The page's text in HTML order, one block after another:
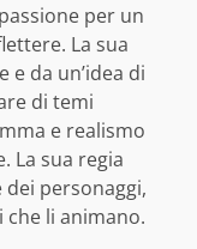
per un
La sua
e da un’idea di
di temi
e realismo
La sua regia
personaggi,
li animano.